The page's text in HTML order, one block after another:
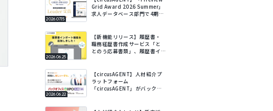
2026.07.15
Grid Award 2026 Summer」
求人データベース部門で4期連
2026.06.25
【新機能リリース】履歴書・
職務経歴書作成サービス「と
とのう応募書類」、履歴書イ
けでフォームに自動で入力。
2026.06.22
【circusAGENT】人材紹介プ
ラットフォーム
「circusAGENT」がバックオ